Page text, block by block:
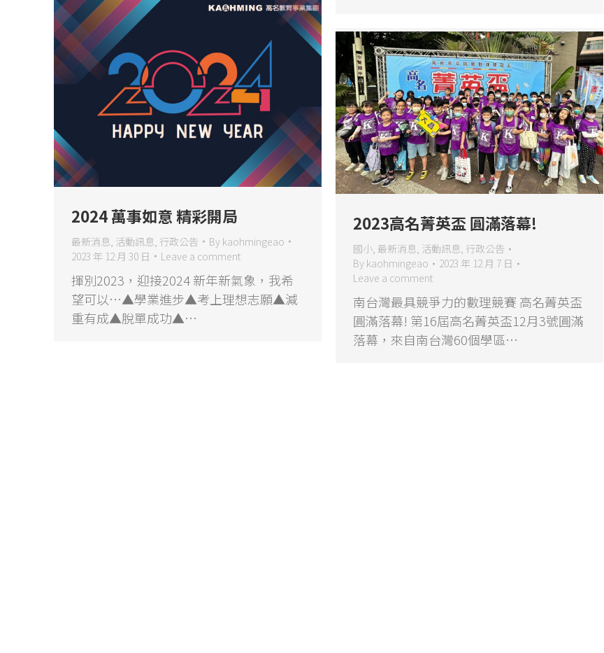
2024 萬事如意 精彩開局
最新消息 活動訊息 行政公告 By kaohmingeao
2023 年 12 月 30 日
Leave a comment
揮別2023，迎接2024 新年新氣象，我希
望可以…▲學業進步▲考上理想志願▲減
重有成▲脫單成功▲…
2023高名菁英盃 圓滿落幕!
國小, 最新消息, 活動訊息, 行政公告
By kaohmingeao
2023 年 12 月 7 日
Leave a comment
南台灣最具競爭力的數理競賽 高名菁英盃
圓滿落幕! 第16屆高名菁英盃12月3號圓滿
落幕，來自南台灣60個學區…